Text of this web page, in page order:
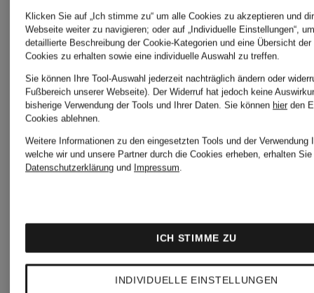
+Aktionsrabatt
Klicken Sie auf „Ich stimme zu“ um alle Cookies zu akzeptieren und
Webseite weiter zu navigieren; oder auf „Individuelle Einstellungen“,
detaillierte Beschreibung der Cookie-Kategorien und eine Übersicht
Cookies zu erhalten sowie eine individuelle Auswahl zu treffen.
Sie können Ihre Tool-Auswahl jederzeit nachträglich ändern oder
Fußbereich unserer Webseite). Der Widerruf hat jedoch keine
bisherige Verwendung der Tools und Ihrer Daten. Sie können hier den
Cookies ablehnen.
Weitere Informationen zu den eingesetzten Tools und der Verwendung
welche wir und unsere Partner durch die Cookies erheben, erhalten
Datenschutzerklärung und Impressum.
INDIVIDUELLE EINSTELLUNGEN
ICH STIMME ZU